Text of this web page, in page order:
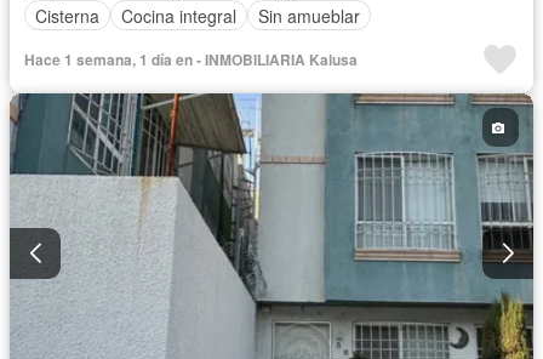
Cisterna
Cocina integral Sin amueblar
Hace 1 semana, 1 día en - INMOBILIARIA Kalusa